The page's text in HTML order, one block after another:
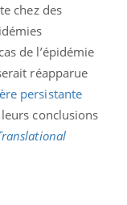
chez des
de l’épidémie
réapparue
persistante
conclusions